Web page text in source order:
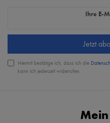
Ihre E-
Jetzt
Hiermit bestätige ich, dass ich die
kann ich jederzeit widerrufen.